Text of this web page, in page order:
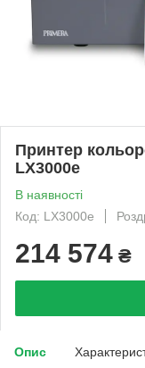
Принтер
LX3000e
В наявності
Код: LX3000e
214 574 ₴
Опис